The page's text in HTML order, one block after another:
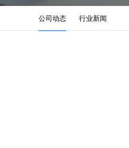
公司动态 行业新闻